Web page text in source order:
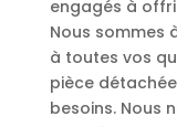
engagés à
Nous sommes
à toutes vos
pièce
besoins. Nous